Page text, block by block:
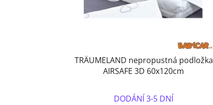
TRÄUMELAND nepropustná podložka
AIRSAFE 3D 60x120cm
DODÁNÍ 3-5 DNÍ